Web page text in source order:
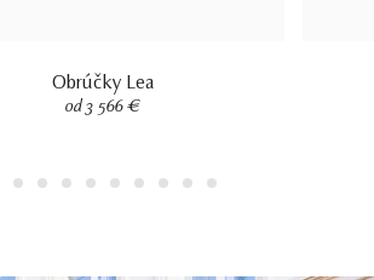
Obrúčky Lea
od 3 566 €
2 3 4 5 6 7 8 9 10